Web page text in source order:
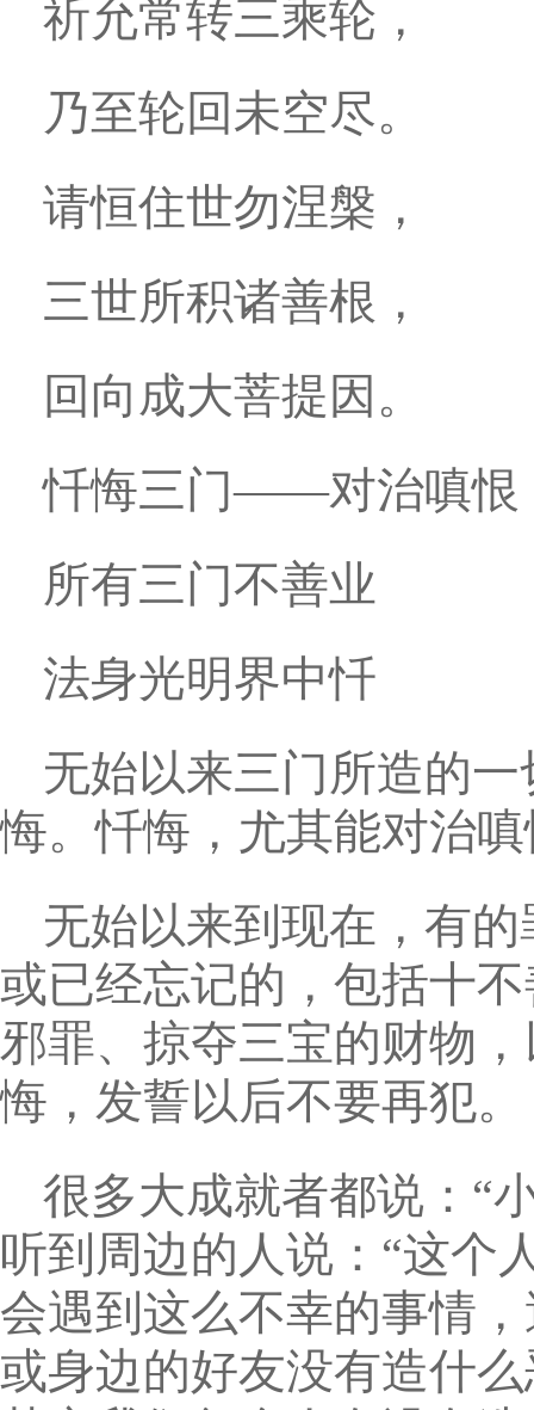
祈允常转三乘轮，
乃至轮回未空尽。
请恒住世勿涅槃，
三世所积诸善根，
回向成大菩提因。
忏悔三门——对治嗔恨
所有三门不善业
法身光明界中忏
无始以来三门所造的
悔。忏悔，尤其能对治
无始以来到现在，有
或已经忘记的，包括十
邪罪、掠夺三宝的财物
悔，发誓以后不要再犯。
很多大成就者都说：“
听到周边的人说：“这个
会遇到这么不幸的事情
或身边的好友没有造什